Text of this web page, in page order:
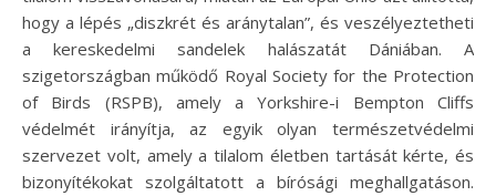
hogy a lépés „diszkrét és aránytalan”, és veszélyeztetheti
a kereskedelmi sandelek halászatát Dániában. A
szigetországban működő Royal Society for the Protection
of Birds (RSPB), amely a Yorkshire-i Bempton Cliffs
védelmét irányítja, az egyik olyan természetvédelmi
szervezet volt, amely a tilalom életben tartását kérte, és
bizonyítékokat szolgáltatott a bírósági meghallgatáson.